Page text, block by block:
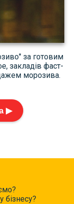
за готовим
закладів фаст-
морозива.
▶
бізнесу?